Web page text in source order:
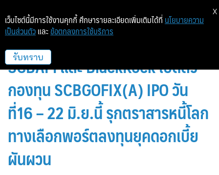
SCB WEALTH ผสานพลัง
SCBAM และ BlackRock เปิดตัว
กองทุน SCBGOFIX(A) IPO วัน
ที่16 – 22 มิ.ย.นี้ รุกตราสารหนี้โลก
ทางเลือกพอร์ตลงทุนยุคดอกเบี้ย
ผันผวน
เว็บไซต์นี้มีการใช้งานคุกกี้ ศึกษารายละเอียดเพิ่มเติมได้ที่ นโยบายความ
เป็นส่วนตัว และ ข้อตกลงการใช้บริการ
รับทราบ
X